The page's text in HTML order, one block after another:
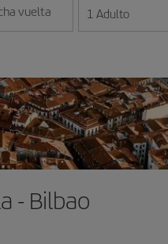
día/mes/año
vuelta
la fecha en formato día/mes/año
1 Adulto
- Bilbao